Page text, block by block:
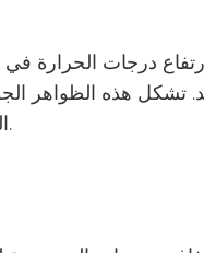
درجات الحرارة
تشكل هذه الظواهر
البشريين. دعونا نتعمق في أسباب هذه الظواهر وتأثيراتها.